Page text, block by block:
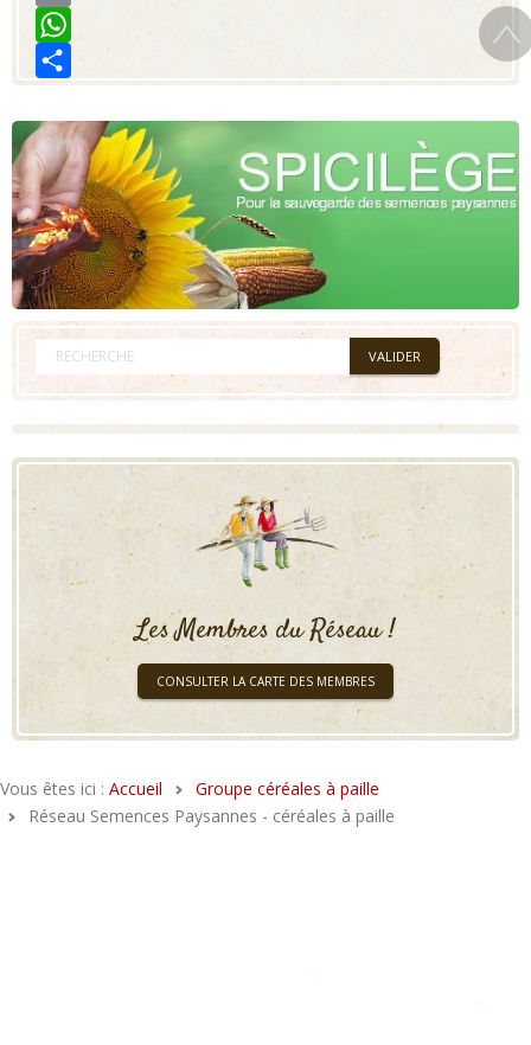
Email
WhatsApp
Les Membres du Réseau !
CONSULTER LA CARTE DES MEMBRES
Vous êtes ici : Accueil
Groupe céréales à paille
Réseau Semences Paysannes - céréales à paille